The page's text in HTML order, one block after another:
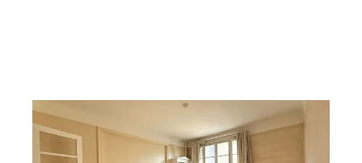
PARIS 75016
64,17 m
, 3 pièces
Ref : 10647